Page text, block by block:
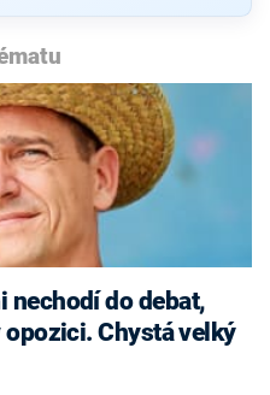
nechodí do debat,
Chystá velký